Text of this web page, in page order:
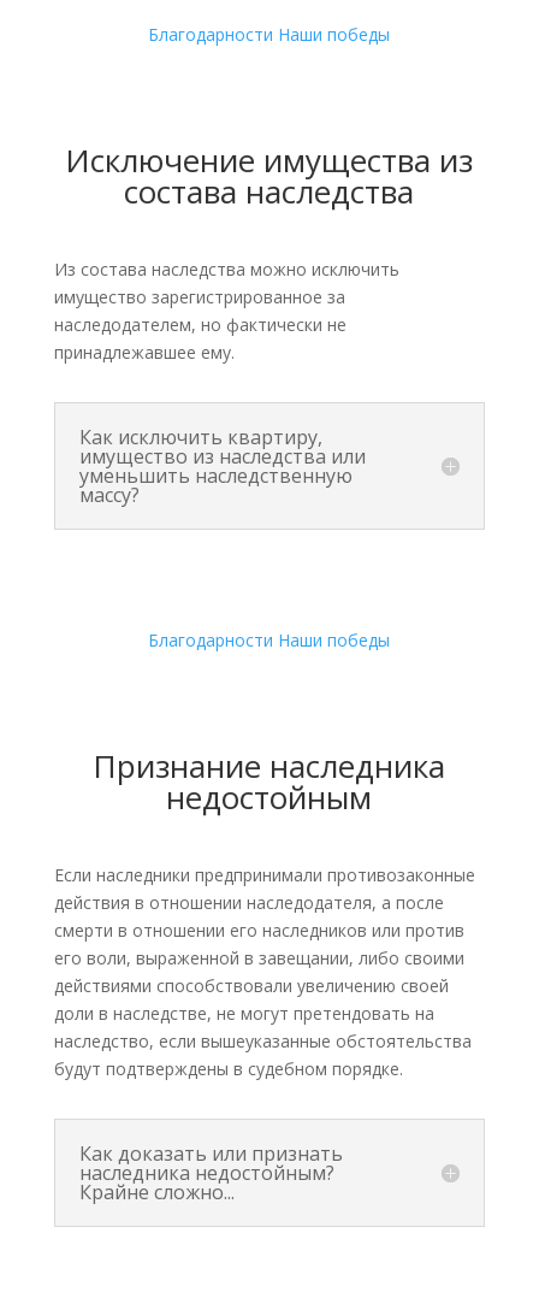
Благодарности Наши победы
Исключение имущества из
состава наследства
Из состава наследства можно исключить
имущество зарегистрированное за
наследодателем, но фактически не
принадлежавшее ему.
Как исключить квартиру,
имущество из наследства или
уменьшить наследственную
массу?
Благодарности Наши победы
Признание наследника
недостойным
Если наследники предпринимали противозаконные
действия в отношении наследодателя, а после
смерти в отношении его наследников или против
его воли, выраженной в завещании, либо своими
действиями способствовали увеличению своей
доли в наследстве, не могут претендовать на
наследство, если вышеуказанные обстоятельства
будут подтверждены в судебном порядке.
Как доказать или признать
наследника недостойным?
Крайне сложно...